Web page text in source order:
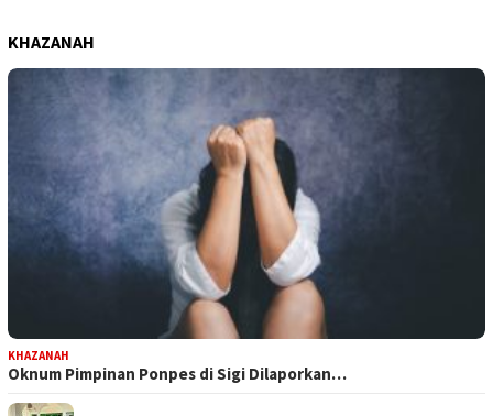
KHAZANAH
KHAZANAH
Oknum Pimpinan Ponpes di Sigi Dilaporkan…